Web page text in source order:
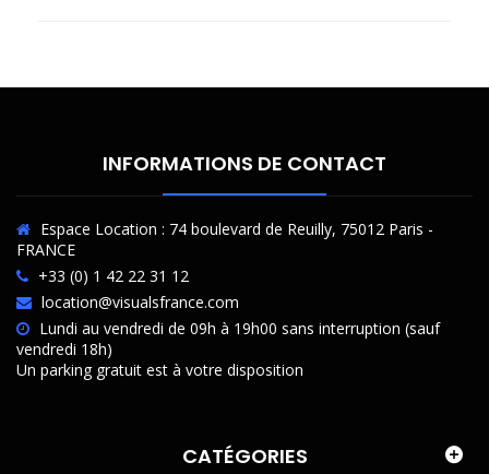
INFORMATIONS DE CONTACT
Espace Location : 74 boulevard de Reuilly, 75012 Paris -
FRANCE
+33 (0) 1 42 22 31 12
location@visualsfrance.com
Lundi au vendredi de 09h à 19h00 sans interruption (sauf
vendredi 18h)
Un parking gratuit est à votre disposition
CATÉGORIES